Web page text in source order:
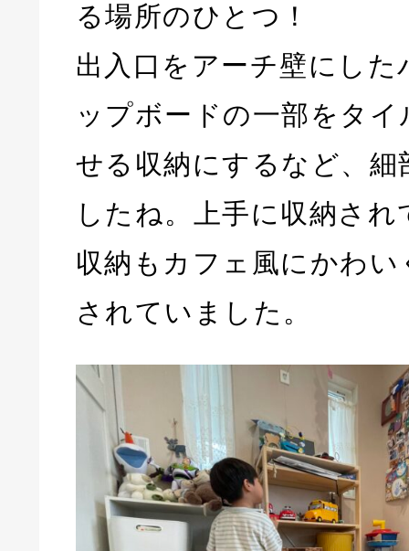
る場所のひとつ！
出入口をアーチ壁にし
ップボードの一部をタ
せる収納にするなど、
したね。上手に収納さ
収納もカフェ風にかわ
されていました。